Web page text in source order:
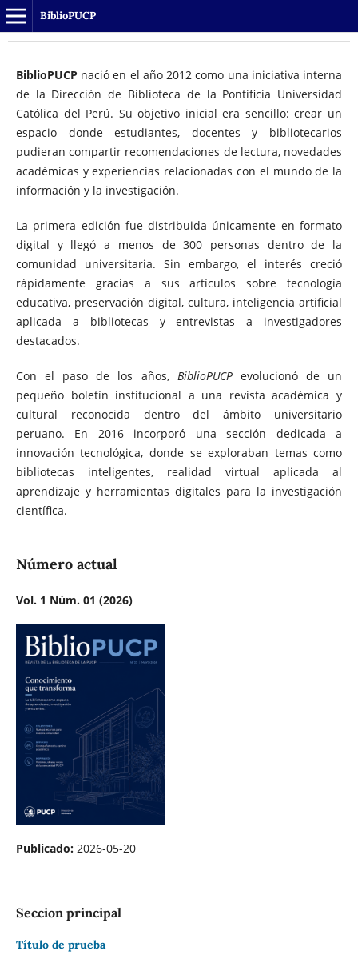
BiblioPUCP
BiblioPUCP nació en el año 2012 como una iniciativa interna
de la Dirección de Biblioteca de la Pontificia Universidad
Católica del Perú. Su objetivo inicial era sencillo: crear un
espacio donde estudiantes, docentes y bibliotecarios
pudieran compartir recomendaciones de lectura, novedades
académicas y experiencias relacionadas con el mundo de la
información y la investigación.
La primera edición fue distribuida únicamente en formato
digital y llegó a menos de 300 personas dentro de la
comunidad universitaria. Sin embargo, el interés creció
rápidamente gracias a sus artículos sobre tecnología
educativa, preservación digital, cultura, inteligencia artificial
aplicada a bibliotecas y entrevistas a investigadores
destacados.
Con el paso de los años, BiblioPUCPevolucionó de un
pequeño boletín institucional a una revista académica y
cultural reconocida dentro del ámbito universitario
peruano. En 2016 incorporó una sección dedicada a
innovación tecnológica, donde se exploraban temas como
bibliotecas inteligentes, realidad virtual aplicada al
aprendizaje y herramientas digitales para la investigación
científica.
Número actual
Vol. 1 Núm. 01 (2026)
Publicado: 2026-05-20
Seccion principal
Título de prueba